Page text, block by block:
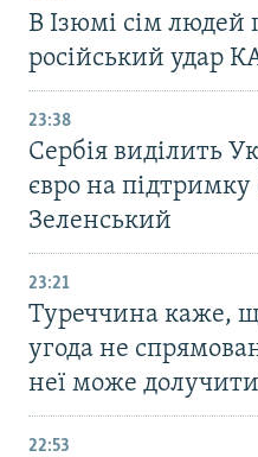
В Ізюмі сім людей
російський удар
23:38
Сербія виділить
євро на
Зеленський
23:21
Туреччина каже,
угода не
неї може
22:53